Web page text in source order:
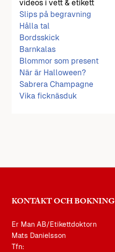
videos i vett & etikett
Slips på begravning
Hålla tal
Bordsskick
Barnkalas
Blommor som present
När är Halloween?
Sabrera Champagne
Vika ficknäsduk
KONTAKT OCH BOKNING
Er Man AB/Etikettdoktorn
Mats Danielsson
Tfn: